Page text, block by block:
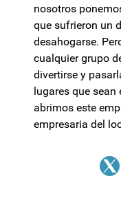
nosotros
que sufrieron un
desahogarse.
cualquier grupo
divertirse y
lugares que
abrimos este
empresaria del